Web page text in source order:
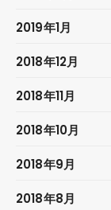
2019年1月
2018年12月
2018年11月
2018年10月
2018年9月
2018年8月